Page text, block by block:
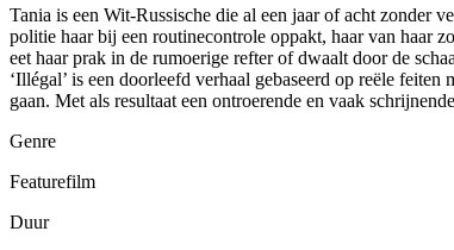
Tania is een Wit-Russische die al een jaar of acht zonder
politie haar bij een routinecontrole oppakt, haar van haar
eet haar prak in de rumoerige refter of dwaalt door de
‘Illégal’ is een doorleefd verhaal gebaseerd op reële
gaan. Met als resultaat een ontroerende en vaak
Genre
Featurefilm
Duur